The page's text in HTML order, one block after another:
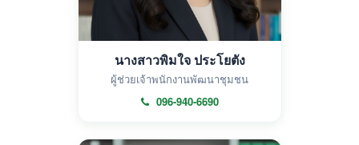
นางสาวพิมใจ ประโยตัง
ผู้ช่วยเจ้าพนักงานพัฒนาชุมชน
096-940-6690